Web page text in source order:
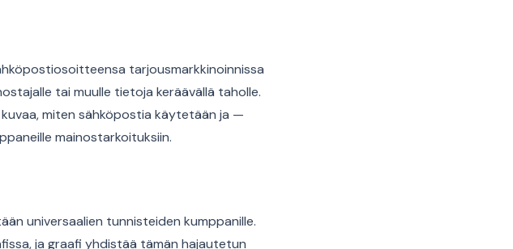
tarjousmarkkinoinnissa
tai muulle tietoja keräävällä taholle.
miten sähköpostia käytetään ja —
mainostarkoituksiin.
universaalien tunnisteiden kumppanille.
ja graafi yhdistää tämän hajautetun